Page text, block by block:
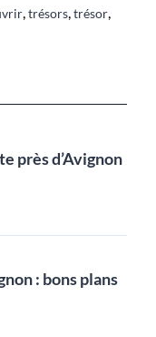
,trésors,trésor,
près d’Avignon
: bons plans